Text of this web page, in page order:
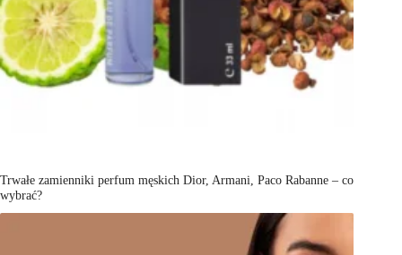
Trwałe zamienniki perfum męskich Dior, Armani, Paco Rabanne – co
wybrać?